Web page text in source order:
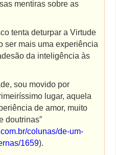
mentiras sobre as
tenta deturpar a Virtude
ser mais uma experiência
da inteligência às
sou movido por
lugar, aquela
de amor, muito
doutrinas”
colunas/de-um-
1659).